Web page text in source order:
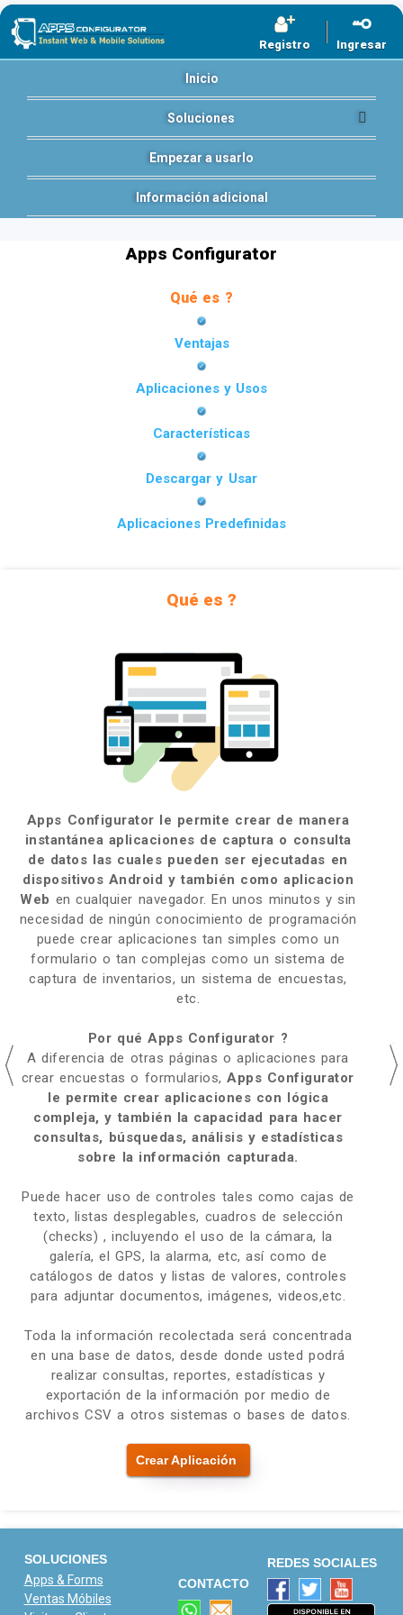
Registro Ingresar
Inicio
Soluciones
Empezar a usarlo
Información adicional
Apps Configurator
Qué es ?
Ventajas
Aplicaciones y Usos
Características
Descargar y Usar
Aplicaciones Predefinidas
Qué es ?
Apps Configurator le permite crear de manera
instantánea aplicaciones de captura o consulta
de datos las cuales pueden ser ejecutadas en
dispositivos Android y también como aplicacion
Web en cualquier navegador. En unos minutos y sin
necesidad de ningún conocimiento de programación
puede crear aplicaciones tan simples como un
formulario o tan complejas como un sistema de
captura de inventarios, un sistema de encuestas,
etc.
Por qué Apps Configurator ?
A diferencia de otras páginas o aplicaciones para
crear encuestas o formularios,Apps Configurator
le permite crear aplicaciones con lógica
compleja, y también la capacidad para hacer
consultas, búsquedas, análisis y estadísticas
sobre la información capturada.
Puede hacer uso de controles tales como cajas de
texto, listas desplegables, cuadros de selección
(checks) , incluyendo el uso de la cámara, la
galería, el GPS, la alarma, etc, así como de
catálogos de datos y listas de valores, controles
para adjuntar documentos, imágenes, videos,etc.
Toda la información recolectada será concentrada
en una base de datos, desde donde usted podrá
realizar consultas, reportes, estadísticas y
exportación de la información por medio de
archivos CSV a otros sistemas o bases de datos.
Crear Aplicación
SOLUCIONES
Apps & Forms
Ventas Móbiles
CONTACTO
REDES SOCIALES